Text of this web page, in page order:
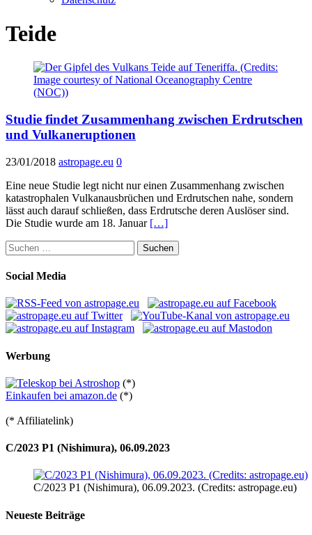
Teide
Studie findet Zusammenhang zwischen Erdrutschen
und Vulkaneruptionen
23/01/2018 astropage.eu 0
Eine neue Studie legt nicht nur einen Zusammenhang zwischen
katastrophalen Vulkanausbrüchen und Erdrutschen nahe, sondern
lässt auch darauf schließen, dass Erdrutsche deren Auslöser sind.
Die Studie wurde am 18. Januar […]
Suchen
nach:
Social Media
Werbung
(*)
Einkaufen bei amazon.de (*)
(* Affiliatelink)
C/2023 P1 (Nishimura), 06.09.2023
C/2023 P1 (Nishimura), 06.09.2023. (Credits: astropage.eu)
Neueste Beiträge